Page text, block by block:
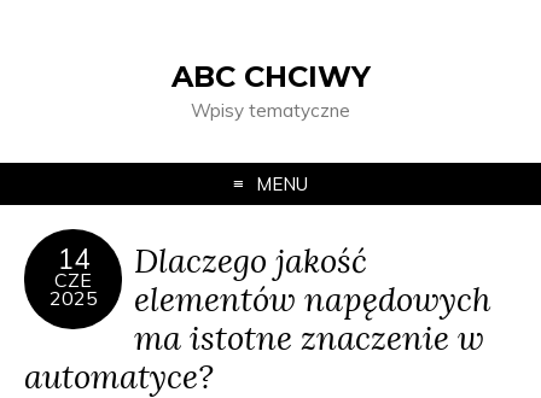
ABC CHCIWY
Wpisy tematyczne
MENU
14
CZE
2025
Dlaczego jakość
elementów napędowych
ma istotne znaczenie w
automatyce?